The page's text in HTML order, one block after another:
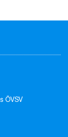
ÖVSV